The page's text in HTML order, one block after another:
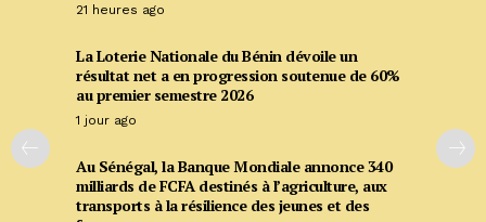
21 heures ago
La Loterie Nationale du Bénin dévoile un
résultat net a en progression soutenue de 60%
au premier semestre 2026
1 jour ago
Au Sénégal, la Banque Mondiale annonce 340
milliards de FCFA destinés à l’agriculture, aux
transports à la résilience des jeunes et des